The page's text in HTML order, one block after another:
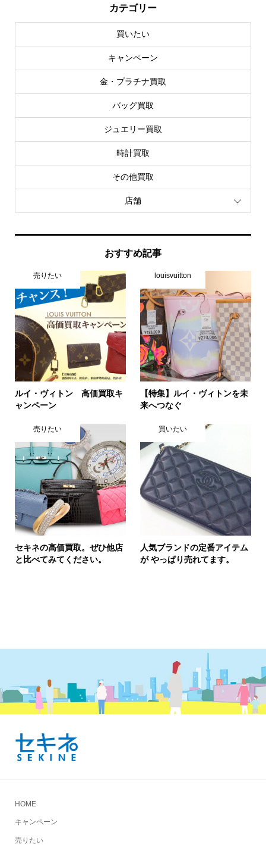
カテゴリー
買いたい
キャンペーン
金・プラチナ買取
バッグ買取
ジュエリー買取
時計買取
その他買取
店舗
おすすめ記事
売りたい
ルイ・ヴィトン 高価買取キ
ャンペーン
louisvuitton
【特集】ルイ・ヴィトンを未
来へつなぐ
売りたい
セキネの高価買取。ぜひ他店
と比べてみてください。
買いたい
人気ブランドの定番アイテム
が やっぱり売れてます。
HOME
キャンペーン
売りたい